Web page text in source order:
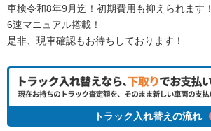
車検令和8年9月迄！初期費用も抑えられます！
6速マニュアル搭載！
是非、現車確認もお待ちしております！
トラック入れ替えの流れ